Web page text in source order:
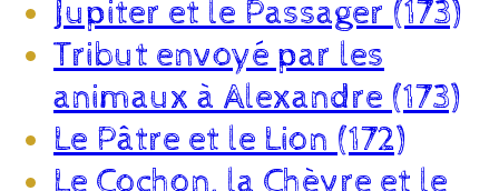
Jupiter et le Passager (173)
Tribut envoyé par les
animaux à Alexandre (173)
Le Pâtre et le Lion (172)
Le Cochon, la Chèvre et le